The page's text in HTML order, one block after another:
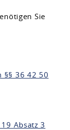
Sie
§§ 36 42 50
Absatz 3